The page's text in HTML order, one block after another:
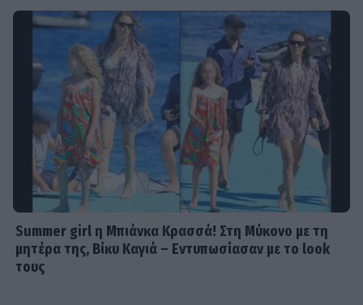
Summer girl η Μπιάνκα Κρασσά! Στη Μύκονο με τη
μητέρα της, Βίκυ Καγιά – Εντυπωσίασαν με το look
τους